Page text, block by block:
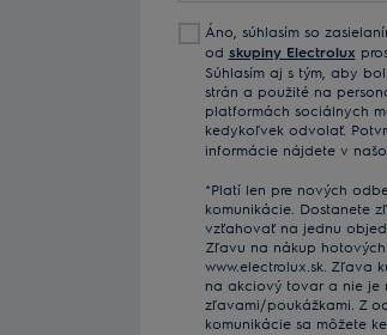
mailovú
adresu
Áno, súhlasím so
od skupiny Electrolux
Súhlasím aj s tým, aby
strán a použité na
platformách sociálnych
kedykoľvek odvolať.
informácie nájdete v
*Platí len pre nových
komunikácie. Dostanete
vzťahovať na jednu
Zľavu na nákup
www.electrolux.sk. Zľava
na akciový tovar a nie je
zľavami/poukážkami. Z
komunikácie sa môžete